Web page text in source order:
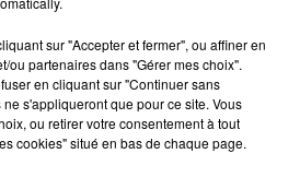
parmi beaucoup d'autres pour
des pistes damées, ou des
découvrir les charmes de la
sur "Accepter et fermer", ou affiner en
ou partenaires dans "Gérer mes choix".
en cliquant sur "Continuer sans
s'appliqueront que pour ce site. Vous
ou retirer votre consentement à tout
cookies" situé en bas de chaque page.